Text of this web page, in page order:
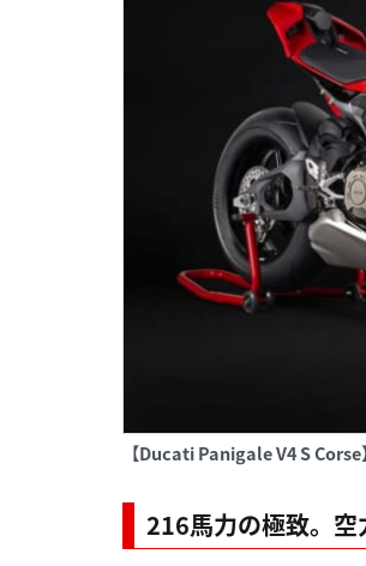
【Ducati Panigale V4 S Corse】
216馬力の極致。空